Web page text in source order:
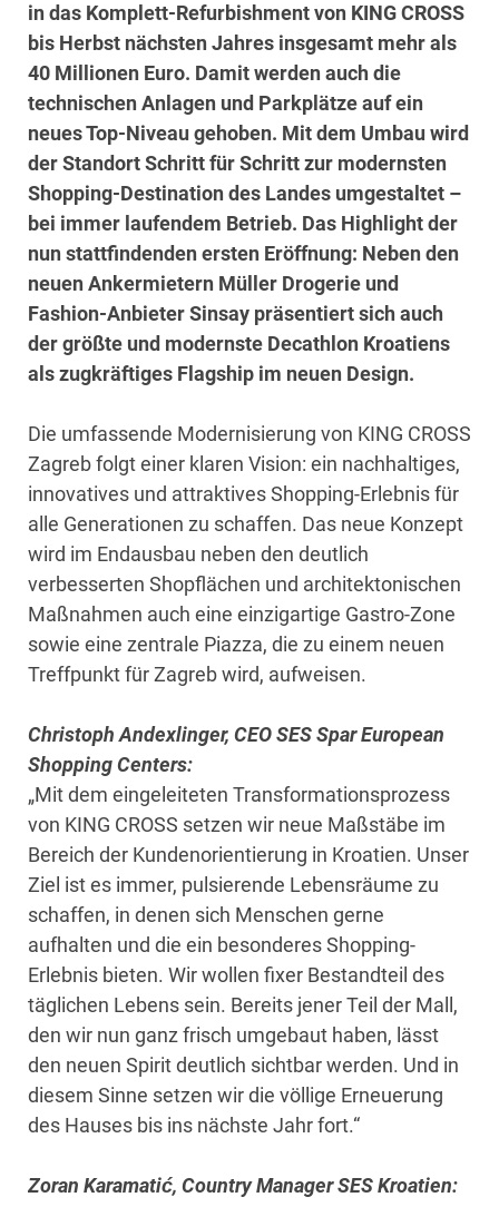
in das Komplett-Refurbishment von KING CROSS
bis Herbst nächsten Jahres insgesamt mehr als
40 Millionen Euro. Damit werden auch die
technischen Anlagen und Parkplätze auf ein
neues Top-Niveau gehoben. Mit dem Umbau wird
der Standort Schritt für Schritt zur modernsten
Shopping-Destination des Landes umgestaltet –
bei immer laufendem Betrieb. Das Highlight der
nun stattfindenden ersten Eröffnung: Neben den
neuen Ankermietern Müller Drogerie und
Fashion-Anbieter Sinsay präsentiert sich auch
der größte und modernste Decathlon Kroatiens
als zugkräftiges Flagship im neuen Design.
Die umfassende Modernisierung von KING CROSS
Zagreb folgt einer klaren Vision: ein nachhaltiges,
innovatives und attraktives Shopping-Erlebnis für
alle Generationen zu schaffen. Das neue Konzept
wird im Endausbau neben den deutlich
verbesserten Shopflächen und architektonischen
Maßnahmen auch eine einzigartige Gastro-Zone
sowie eine zentrale Piazza, die zu einem neuen
Treffpunkt für Zagreb wird, aufweisen.
Christoph Andexlinger, CEO SES Spar European
Shopping Centers:
„Mit dem eingeleiteten Transformationsprozess
von KING CROSS setzen wir neue Maßstäbe im
Bereich der Kundenorientierung in Kroatien. Unser
Ziel ist es immer, pulsierende Lebensräume zu
schaffen, in denen sich Menschen gerne
aufhalten und die ein besonderes Shopping-
Erlebnis bieten. Wir wollen fixer Bestandteil des
täglichen Lebens sein. Bereits jener Teil der Mall,
den wir nun ganz frisch umgebaut haben, lässt
den neuen Spirit deutlich sichtbar werden. Und in
diesem Sinne setzen wir die völlige Erneuerung
des Hauses bis ins nächste Jahr fort.“
Zoran Karamatić, Country Manager SES Kroatien: